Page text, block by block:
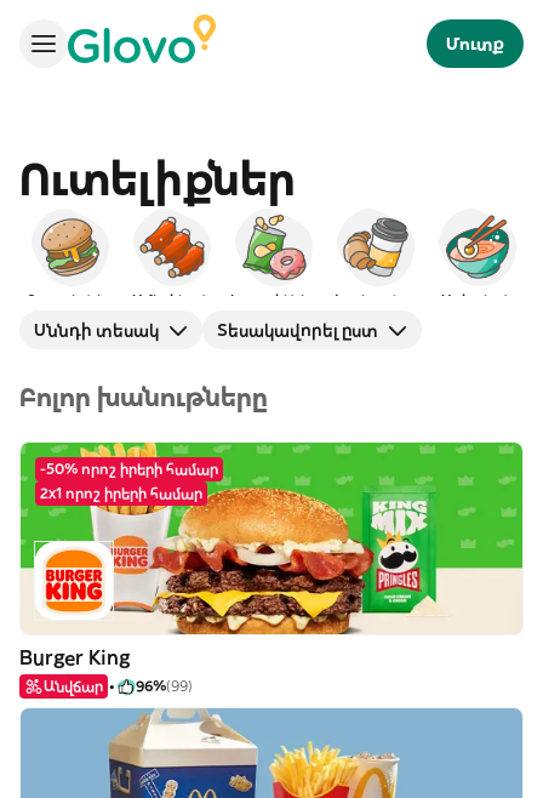
Մուտք
Ուտելիքներ
Բուրգերներ Ամերիկյան Խորտիկներ Նախաճաշ Ասիական
Սննդի տեսակ Տեսակավորել ըստ
Բոլոր խանութները
-50% որոշ իրերի համար
2x1 որոշ իրերի համար
Burger King
Անվճար 96%(99)